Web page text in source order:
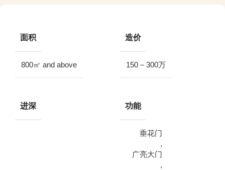
面积
800㎡ and above
造价
150 – 300万
进深 功能
垂花门
,
广亮大门
,